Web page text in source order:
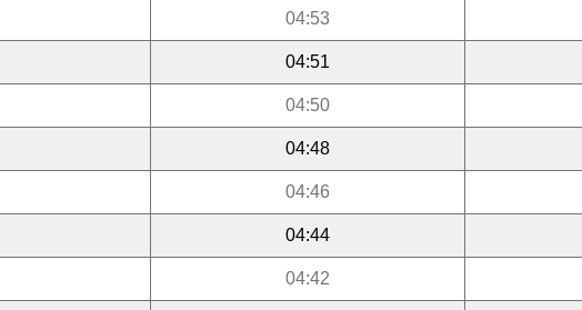
04:53
04:51
04:50
04:48
04:46
04:44
04:42